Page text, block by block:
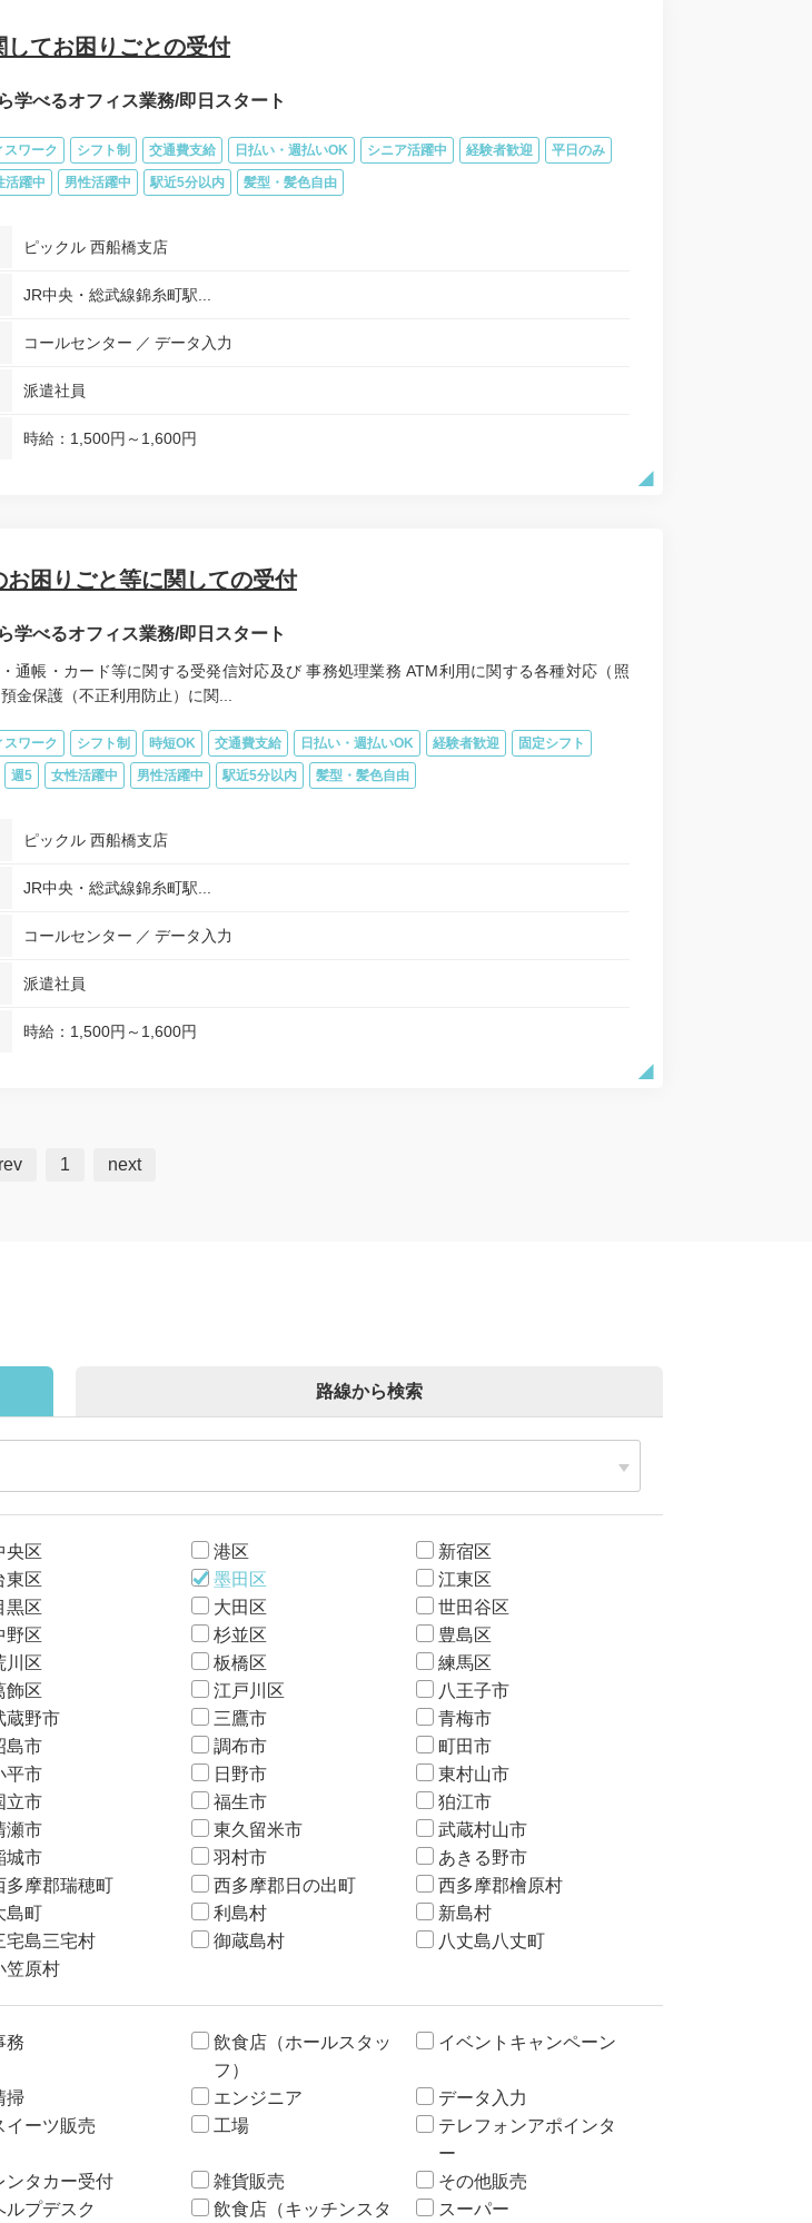
してお困りごとの受付
学べるオフィス業務/即日スタート
スワーク シフト制 交通費支給 日払い・週払いOK シニア活躍中 経験者歓迎 平日のみ
活躍中 男性活躍中 駅近5分以内 髪型・髪色自由
ピックル 西船橋支店
JR中央・総武線錦糸町駅...
コールセンター データ入力
派遣社員
時給：1,500円～1,600円
お困りごと等に関しての受付
学べるオフィス業務/即日スタート
通帳・カード等に関する受発信対応及び 事務処理業務 ATM利用に関する各種対応（照
金保護（不正利用防止）に関...
スワーク シフト制 時短OK 交通費支給 日払い・週払いOK 経験者歓迎 固定シフト
週5 女性活躍中 男性活躍中 駅近5分以内 髪型・髪色自由
ピックル 西船橋支店
JR中央・総武線錦糸町駅...
コールセンター データ入力
派遣社員
時給：1,500円～1,600円
1 next
路線から検索
央区 港区
新宿区
東区 墨田区
江東区
黒区 大田区
世田谷区
野区 杉並区
豊島区
川区 板橋区
練馬区
飾区 江戸川区
八王子市
蔵野市 三鷹市
青梅市
島市 調布市
町田市
平市 日野市
東村山市
立市 福生市
狛江市
瀬市 東久留米市
武蔵村山市
城市 羽村市
あきる野市
多摩郡瑞穂町 西多摩郡日の出町
西多摩郡檜原村
島町 利島村
新島村
宅島三宅村 御蔵島村
八丈島八丈町
笠原村
務
飲食店（ホールスタッ
フ）
イベントキャンペーン
掃 エンジニア
データ入力
イーツ販売 工場
テレフォンアポインタ
ー
ンタカー受付 雑貨販売
その他販売
ルプデスク
飲食店（キッチンスタ
スーパー